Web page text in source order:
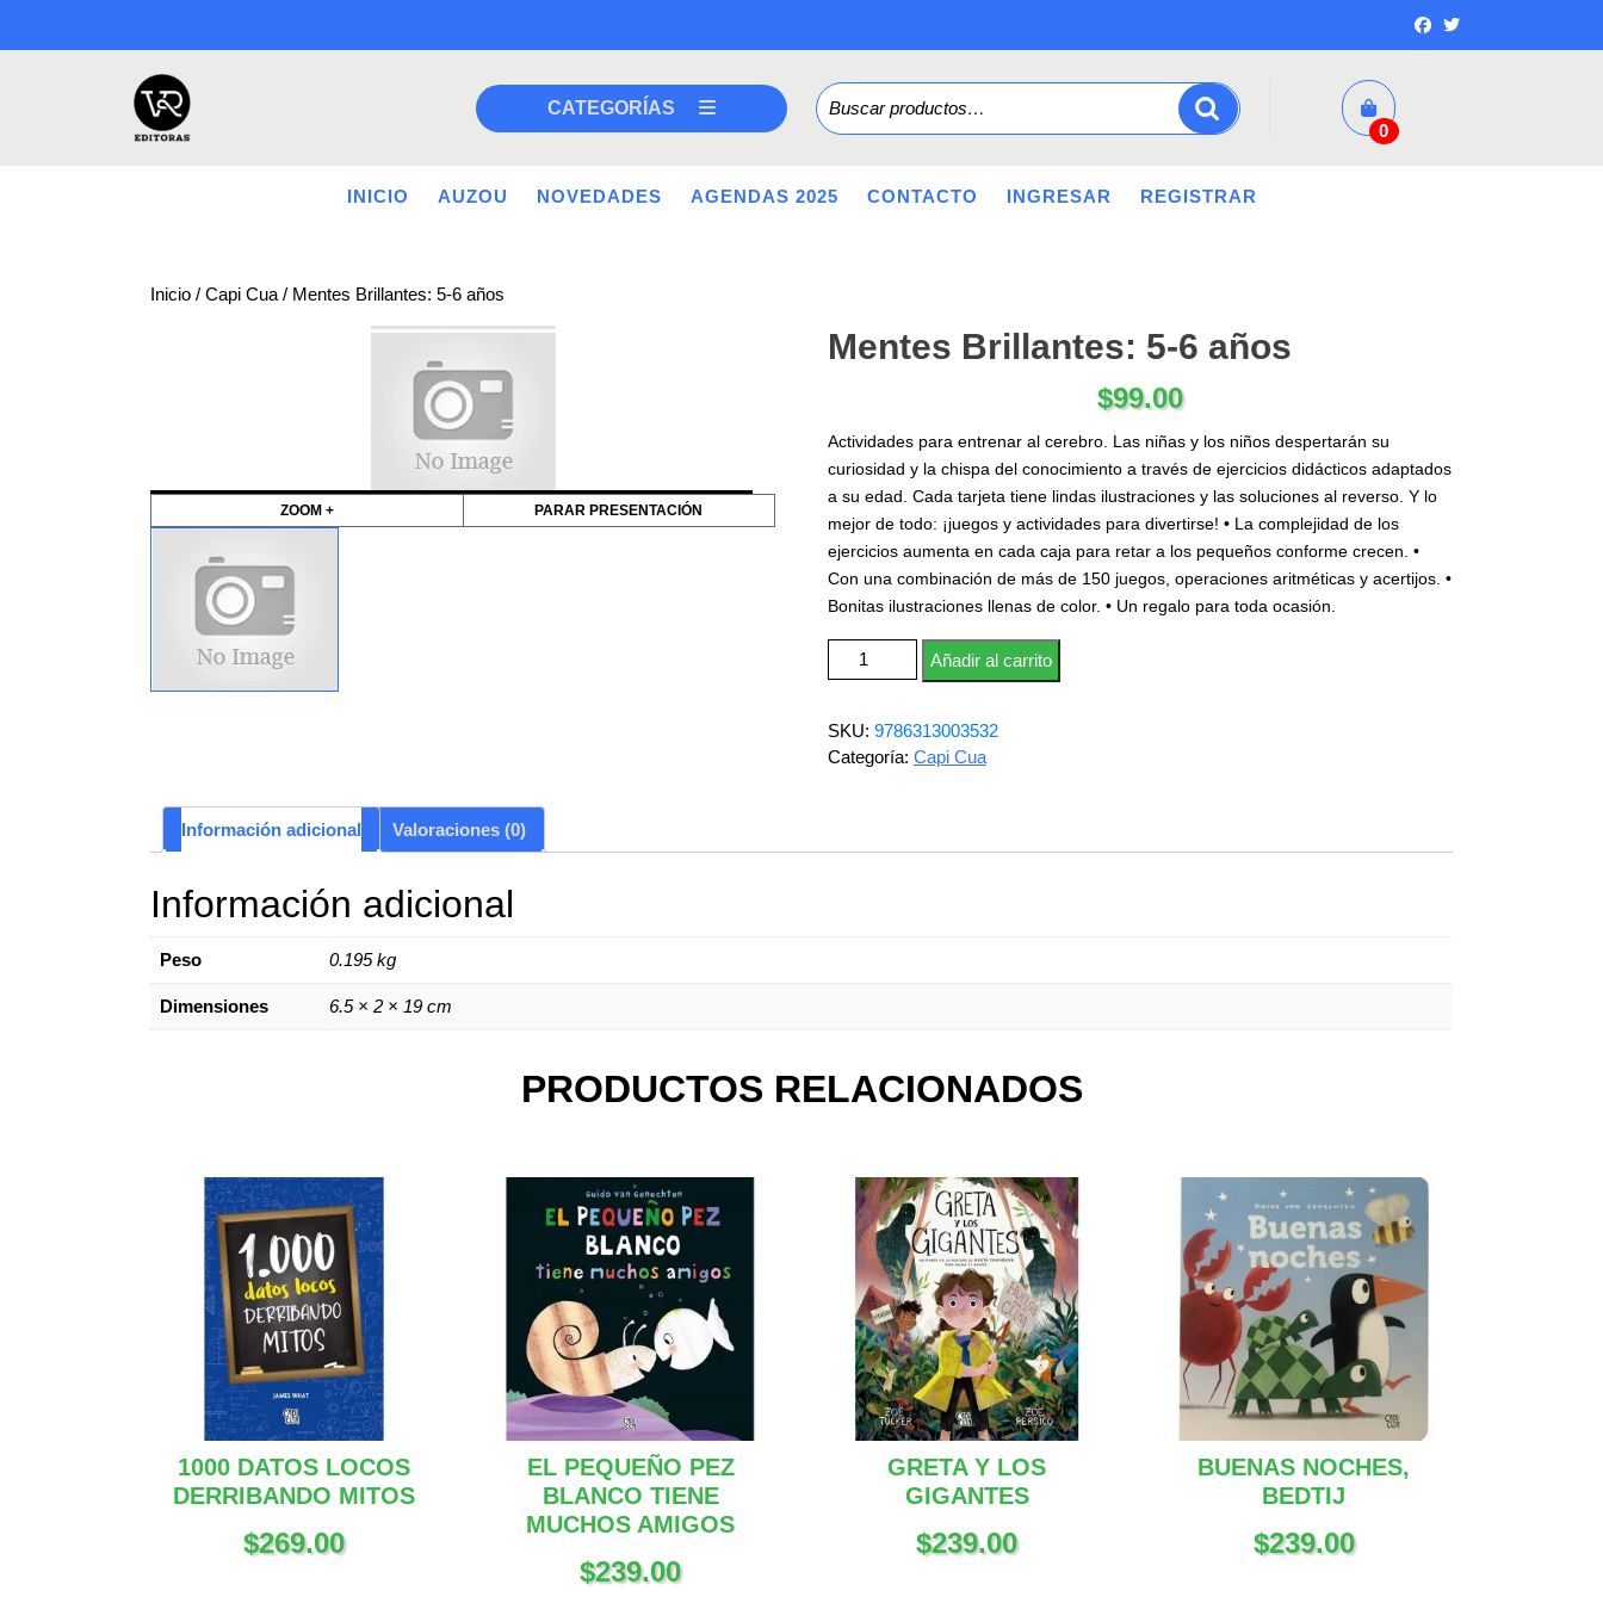
CATEGORÍAS
Buscar por:
0
INICIO AUZOU NOVEDADES AGENDAS 2025 CONTACTO INGRESAR REGISTRAR
Inicio / Capi Cua / Mentes Brillantes: 5-6 años
ZOOM + PARAR PRESENTACIÓN
Mentes Brillantes: 5-6 años
$99.00
Actividades para entrenar al cerebro. Las niñas y los niños despertarán su
curiosidad y la chispa del conocimiento a través de ejercicios didácticos adaptados
a su edad. Cada tarjeta tiene lindas ilustraciones y las soluciones al reverso. Y lo
mejor de todo: ¡juegos y actividades para divertirse! • La complejidad de los
ejercicios aumenta en cada caja para retar a los pequeños conforme crecen. •
Con una combinación de más de 150 juegos, operaciones aritméticas y acertijos. •
Bonitas ilustraciones llenas de color. • Un regalo para toda ocasión.
Mentes Brillantes: 5-6 años cantidad
Añadir al carrito
SKU: 9786313003532
Categoría: Capi Cua
Información adicional Valoraciones (0)
Información adicional
Peso 0.195 kg
Dimensiones 6.5 × 2 × 19 cm
PRODUCTOS RELACIONADOS
1000 DATOS LOCOS
DERRIBANDO MITOS
$269.00
EL PEQUEÑO PEZ
BLANCO TIENE
MUCHOS AMIGOS
$239.00
GRETA Y LOS
GIGANTES
$239.00
BUENAS NOCHES,
BEDTIJ
$239.00